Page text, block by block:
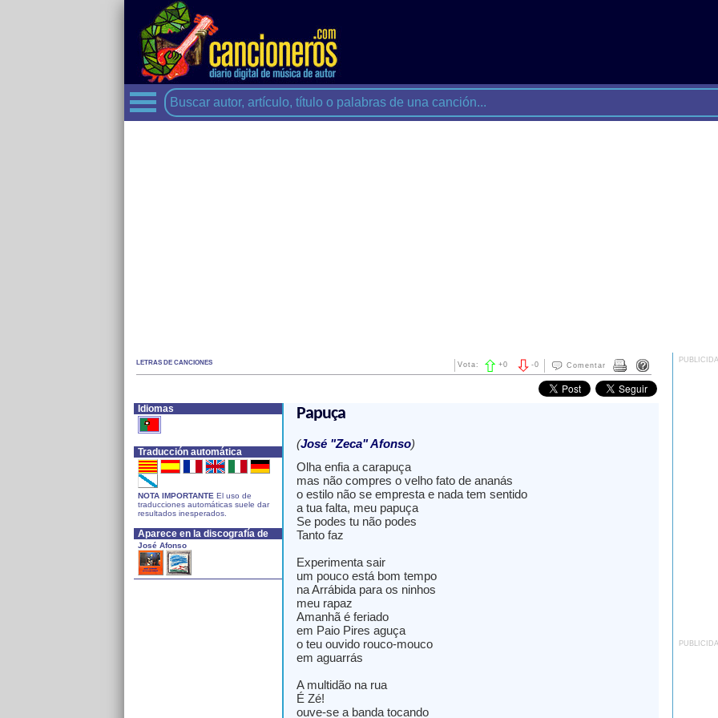
LETRAS DE CANCIONES Comentar
-0
Vota: +0
Idiomas
Traducción automática
NOTA IMPORTANTE El uso de
traducciones automáticas suele dar
resultados inesperados.
Aparece en la discografía de
José Afonso
Papuça
(José "Zeca" Afonso)
Olha enfia a carapuça
mas não compres o velho fato de ananás
o estilo não se empresta e nada tem sentido
a tua falta, meu papuça
Se podes tu não podes
Tanto faz
Experimenta sair
um pouco está bom tempo
na Arrábida para os ninhos
meu rapaz
Amanhã é feriado
em Paio Pires aguça
o teu ouvido rouco-mouco
em aguarrás
A multidão na rua
É Zé!
ouve-se a banda tocando